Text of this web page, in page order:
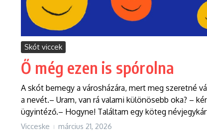
Skót viccek
Ő még ezen is spórolna
A skót bemegy a városházára, mert meg szeretné
a nevét.– Uram, van rá valami különösebb oka? –
ügyintéző.– Hogyne! Találtam egy köteg
Vicceske március 21, 2026